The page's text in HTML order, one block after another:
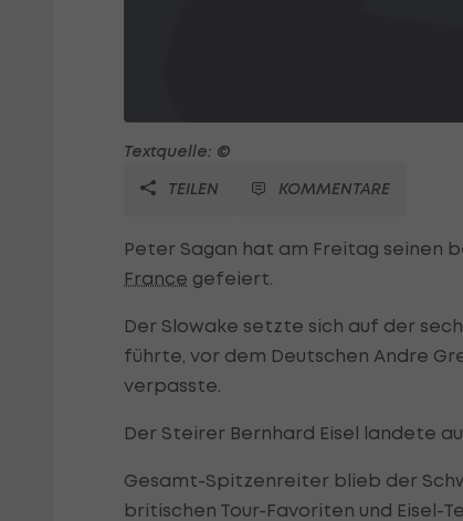
Textquelle: ©
TEILEN
KOMMENTARE
Peter Sagan hat am Freitag seinen
France gefeiert.
Der Slowake setzte sich auf der
führte, vor dem Deutschen Andre
verpasste.
Der Steirer Bernhard Eisel landete
Gesamt-Spitzenreiter blieb der
britischen Tour-Favoriten und Eisel-